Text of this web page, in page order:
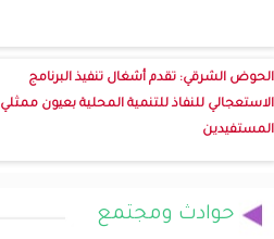
الحوض الشرقي: تقدم أشغال تنفيذ البرنامج
الاستعجالي للنفاذ للتنمية المحلية بعيون ممثلي
المستفيدين
حوادث ومجتمع